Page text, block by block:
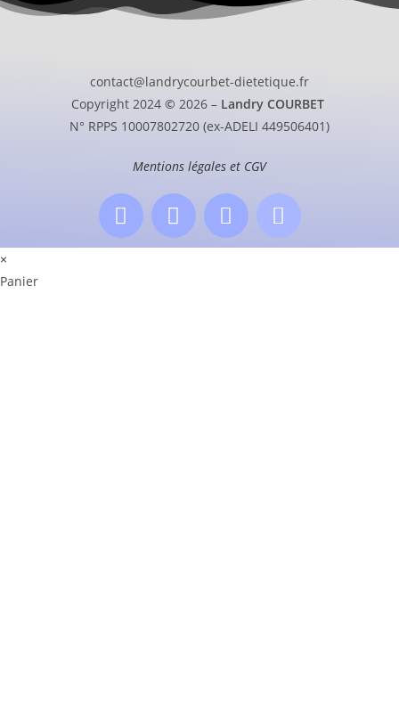
contact@landrycourbet-dietetique.fr
Copyright 2024 © 2026 – Landry COURBET
N° RPPS 10007802720 (ex-ADELI 449506401)
Mentions légales et CGV
×
Panier